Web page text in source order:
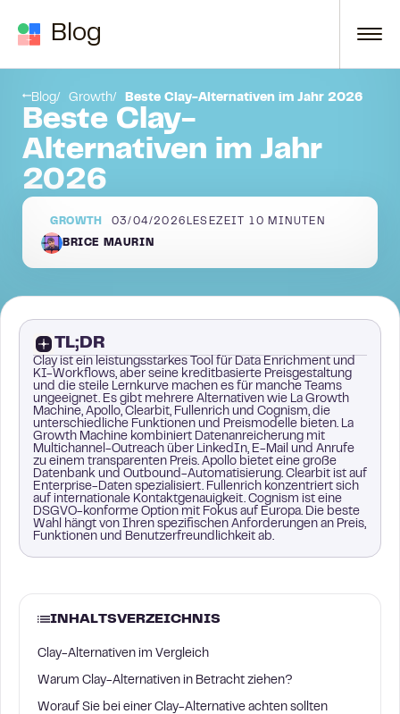
Blog
Blog Growth Beste Clay-Alternativen im Jahr 2026
Beste Clay-
Alternativen im Jahr
2026
GROWTH 03/04/2026 LESEZEIT10 MINUTEN
BRICE MAURIN
TL;DR
Clay ist ein leistungsstarkes Tool für Data Enrichment und
KI-Workflows, aber seine kreditbasierte Preisgestaltung
und die steile Lernkurve machen es für manche Teams
ungeeignet. Es gibt mehrere Alternativen wie La Growth
Machine, Apollo, Clearbit, Fullenrich und Cognism, die
unterschiedliche Funktionen und Preismodelle bieten. La
Growth Machine kombiniert Datenanreicherung mit
Multichannel-Outreach über LinkedIn, E-Mail und Anrufe
zu einem transparenten Preis. Apollo bietet eine große
Datenbank und Outbound-Automatisierung. Clearbit ist auf
Enterprise-Daten spezialisiert. Fullenrich konzentriert sich
auf internationale Kontaktgenauigkeit. Cognism ist eine
DSGVO-konforme Option mit Fokus auf Europa. Die beste
Wahl hängt von Ihren spezifischen Anforderungen an Preis,
Funktionen und Benutzerfreundlichkeit ab.
INHALTSVERZEICHNIS
Clay-Alternativen im Vergleich
Warum Clay-Alternativen in Betracht ziehen?
Worauf Sie bei einer Clay-Alternative achten sollten